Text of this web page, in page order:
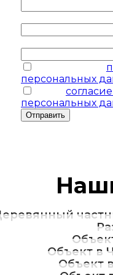
персональных
персональных
Отправить
Объект в
Объект